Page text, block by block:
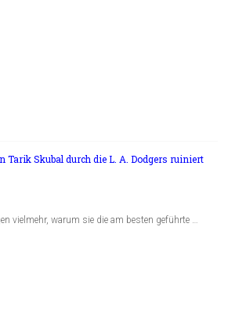
Tarik Skubal durch die L. A. Dodgers ruiniert
vielmehr, warum sie die am besten geführte …